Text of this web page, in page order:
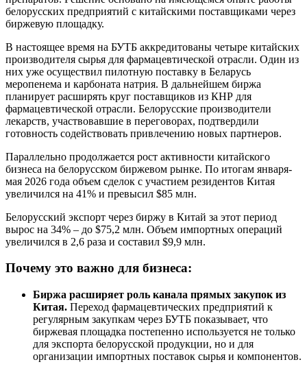
белорусских предприятий с китайскими поставщиками через
биржевую площадку.
В настоящее время на БУТБ аккредитованы четыре китайских
производителя сырья для фармацевтической отрасли. Один из
них уже осуществил пилотную поставку в Беларусь
меропенема и карбоната натрия. В дальнейшем биржа
планирует расширять круг поставщиков из КНР для
фармацевтической отрасли. Белорусские производители
лекарств, участвовавшие в переговорах, подтвердили
готовность содействовать привлечению новых партнеров.
Параллельно продолжается рост активности китайского
бизнеса на белорусском биржевом рынке. По итогам января-
мая 2026 года объем сделок с участием резидентов Китая
увеличился на 41% и превысил $85 млн.
Белорусский экспорт через биржу в Китай за этот период
вырос на 34% – до $75,2 млн. Объем импортных операций
увеличился в 2,6 раза и составил $9,9 млн.
Почему это важно для бизнеса:
Биржа расширяет роль канала прямых закупок из
Китая. Переход фармацевтических предприятий к
регулярным закупкам через БУТБ показывает, что
биржевая площадка постепенно используется не только
для экспорта белорусской продукции, но и для
организации импортных поставок сырья и компонентов.